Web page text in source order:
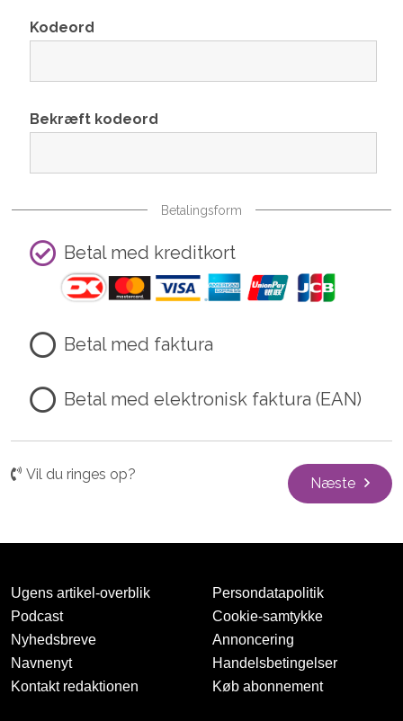
Kodeord
Bekræft kodeord
Betalingsform
Betal med kreditkort
Betal med faktura
Betal med elektronisk faktura (EAN)
Vil du ringes op?
Næste
Ugens artikel-overblik
Podcast
Nyhedsbreve
Navnenyt
Kontakt redaktionen
Persondatapolitik
Cookie-samtykke
Annoncering
Handelsbetingelser
Køb abonnement